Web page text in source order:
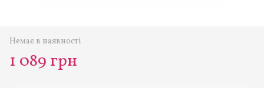
Немає в наявності
1 089 грн